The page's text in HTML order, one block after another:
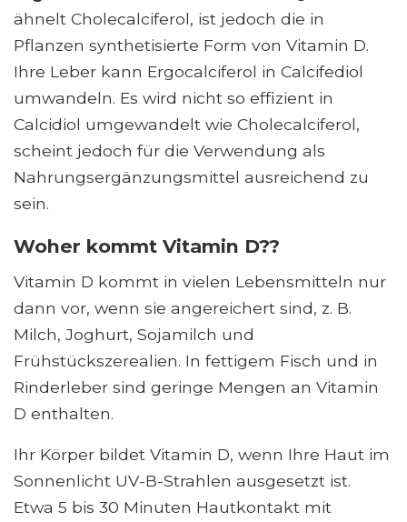
ähnelt Cholecalciferol, ist jedoch die in
Pflanzen synthetisierte Form von Vitamin D.
Ihre Leber kann Ergocalciferol in Calcifediol
umwandeln. Es wird nicht so effizient in
Calcidiol umgewandelt wie Cholecalciferol,
scheint jedoch für die Verwendung als
Nahrungsergänzungsmittel ausreichend zu
sein.
Woher kommt Vitamin D??
Vitamin D kommt in vielen Lebensmitteln nur
dann vor, wenn sie angereichert sind, z. B.
Milch, Joghurt, Sojamilch und
Frühstückszerealien. In fettigem Fisch und in
Rinderleber sind geringe Mengen an Vitamin
D enthalten.
Ihr Körper bildet Vitamin D, wenn Ihre Haut im
Sonnenlicht UV-B-Strahlen ausgesetzt ist.
Etwa 5 bis 30 Minuten Hautkontakt mit